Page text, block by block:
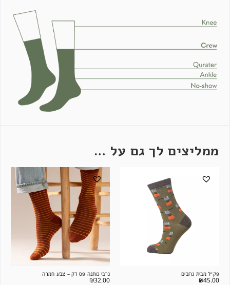
ממליצים לך גם על …
פק״ל מבית גרובים
₪45.00
גרבי כותנה פס דק – צבע חמרה
₪32.00